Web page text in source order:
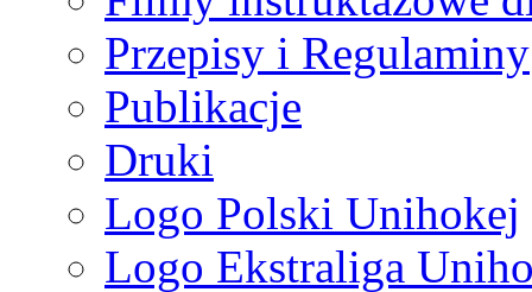
Przepisy i Regulaminy
Publikacje
Druki
Logo Polski Unihokej
Logo Ekstraliga